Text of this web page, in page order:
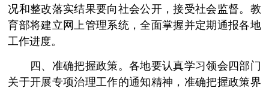
况和整改落实结果要向社会公开，接受社会监督。教
育部将建立网上管理系统，全面掌握并定期通报各地
工作进度。
四、准确把握政策。各地要认真学习领会四部门
关于开展专项治理工作的通知精神，准确把握政策界